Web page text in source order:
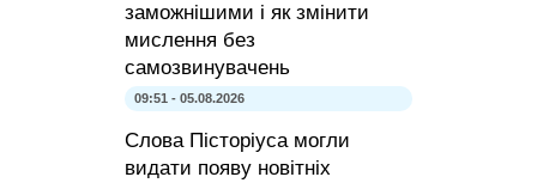
заможнішими і як змінити
мислення без
самозвинувачень
09:51 - 05.08.2026
Слова Пісторіуса могли
видати появу новітніх